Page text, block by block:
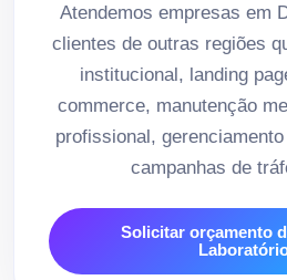
Atendemos empresas em
clientes de outras regiões
institucional, landing
commerce, manutenção
profissional,
campanhas de
Solicitar orçamento